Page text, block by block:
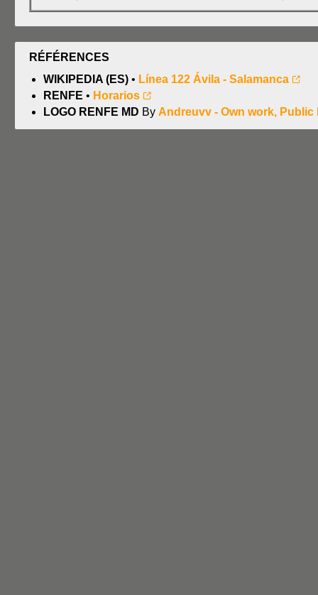
RÉFÉRENCES
WIKIPEDIA (ES) • Línea 122 Ávila - Salamanca
RENFE • Horarios
LOGO RENFE MD By Andreuvv - Own work, Public